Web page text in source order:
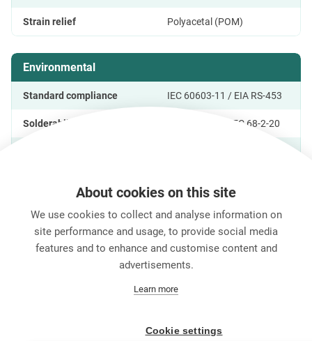
Strain relief Polyacetal (POM)
Environmental
Standard compliance IEC 60603-11 / EIA RS-453
Solderability Complies with IEC 68-2-20
製品の特長 ダウンロード 技術情報
お問い合わせ
Legal Notice
About cookies on this site
We use cookies to collect and analyse information on
site performance and usage, to provide social media
features and to enhance and customise content and
advertisements.
Learn more
Cookie settings